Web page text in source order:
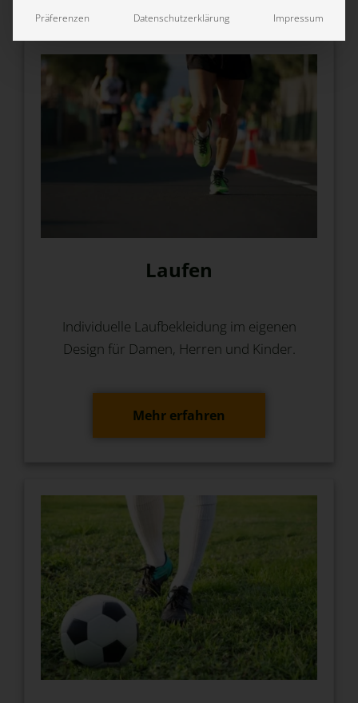
Laufen
Individuelle Laufbekleidung im eigenen
Design für Damen, Herren und Kinder.
Mehr erfahren
Präferenzen Datenschutzerklärung Impressum